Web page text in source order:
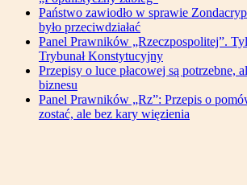
Państwo zawiodło w sprawie
było przeciwdziałać
Panel Prawników „Rzeczpospolitej”.
Trybunał Konstytucyjny
Przepisy o luce płacowej są potrzebne,
biznesu
Panel Prawników „Rz”: Przepis o
zostać, ale bez kary więzienia